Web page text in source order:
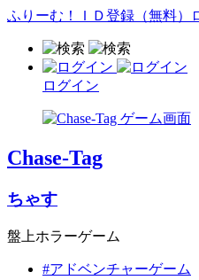
ふりーむ！ＩＤ登録（無料）
ログイン
Chase-Tag
ちゃす
盤上ホラーゲーム
#アドベンチャーゲーム